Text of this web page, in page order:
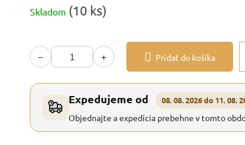
cena:
Skladom (10 ks)
− + Pridať do košíka
Expedujeme od 08. 08. 2026 do 11. 08.
Objednajte a expedícia prebehne v tomto